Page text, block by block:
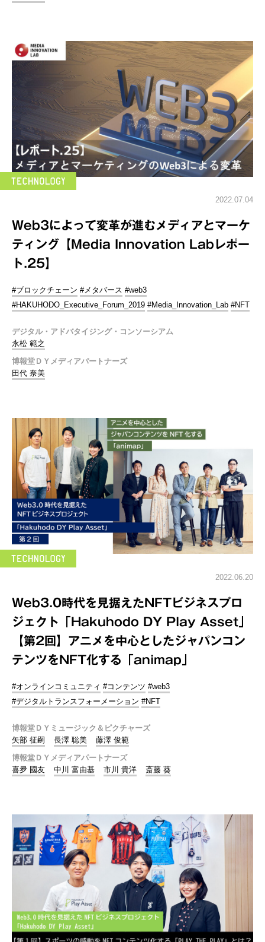
2022.07.04
Web3によって変革が進むメディアとマーケ
ティング【Media Innovation Labレポー
ト.25】
#ブロックチェーン #メタバース #web3
#HAKUHODO_Executive_Forum_2019 #Media_Innovation_Lab #NFT
デジタル・アドバタイジング・コンソーシアム
永松 範之
博報堂ＤＹメディアパートナーズ
田代 奈美
2022.06.20
Web3.0時代を見据えたNFTビジネスプロ
ジェクト「Hakuhodo DY Play Asset」
【第2回】アニメを中心としたジャパンコン
テンツをNFT化する「animap」
#オンラインコミュニティ #コンテンツ #web3
#デジタルトランスフォーメーション #NFT
博報堂ＤＹミュージック＆ピクチャーズ
矢部 征嗣
長澤 聡美
藤澤 俊範
博報堂ＤＹメディアパートナーズ
喜夛 國友
中川 富由基 市川 貴洋 斎藤 葵